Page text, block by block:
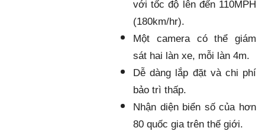
với tốc độ lên đến 110MPH
(180km/hr).
Một camera có thể giám
sát hai làn xe, mỗi làn 4m.
Dễ dàng lắp đặt và chi phí
bảo trì thấp.
Nhận diện biển số của hơn
80 quốc gia trên thế giới.